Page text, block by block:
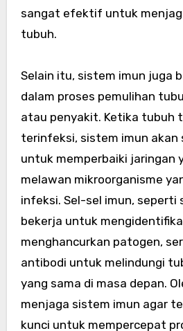
sangat efektif untuk
tubuh.
Selain itu, sistem imun juga
dalam proses pemulihan
atau penyakit. Ketika tubuh
terinfeksi, sistem imun akan
untuk memperbaiki jaringan
melawan mikroorganisme
infeksi. Sel-sel imun, seperti
bekerja untuk
menghancurkan patogen,
antibodi untuk melindungi
yang sama di masa depan.
menjaga sistem imun agar
kunci untuk mempercepat